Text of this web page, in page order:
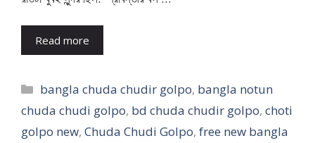
Read more
Categories
bangla chuda chudir golpo, bangla notun
chuda chudi golpo, bd chuda chudir golpo, choti
golpo new, Chuda Chudi Golpo, free new bangla